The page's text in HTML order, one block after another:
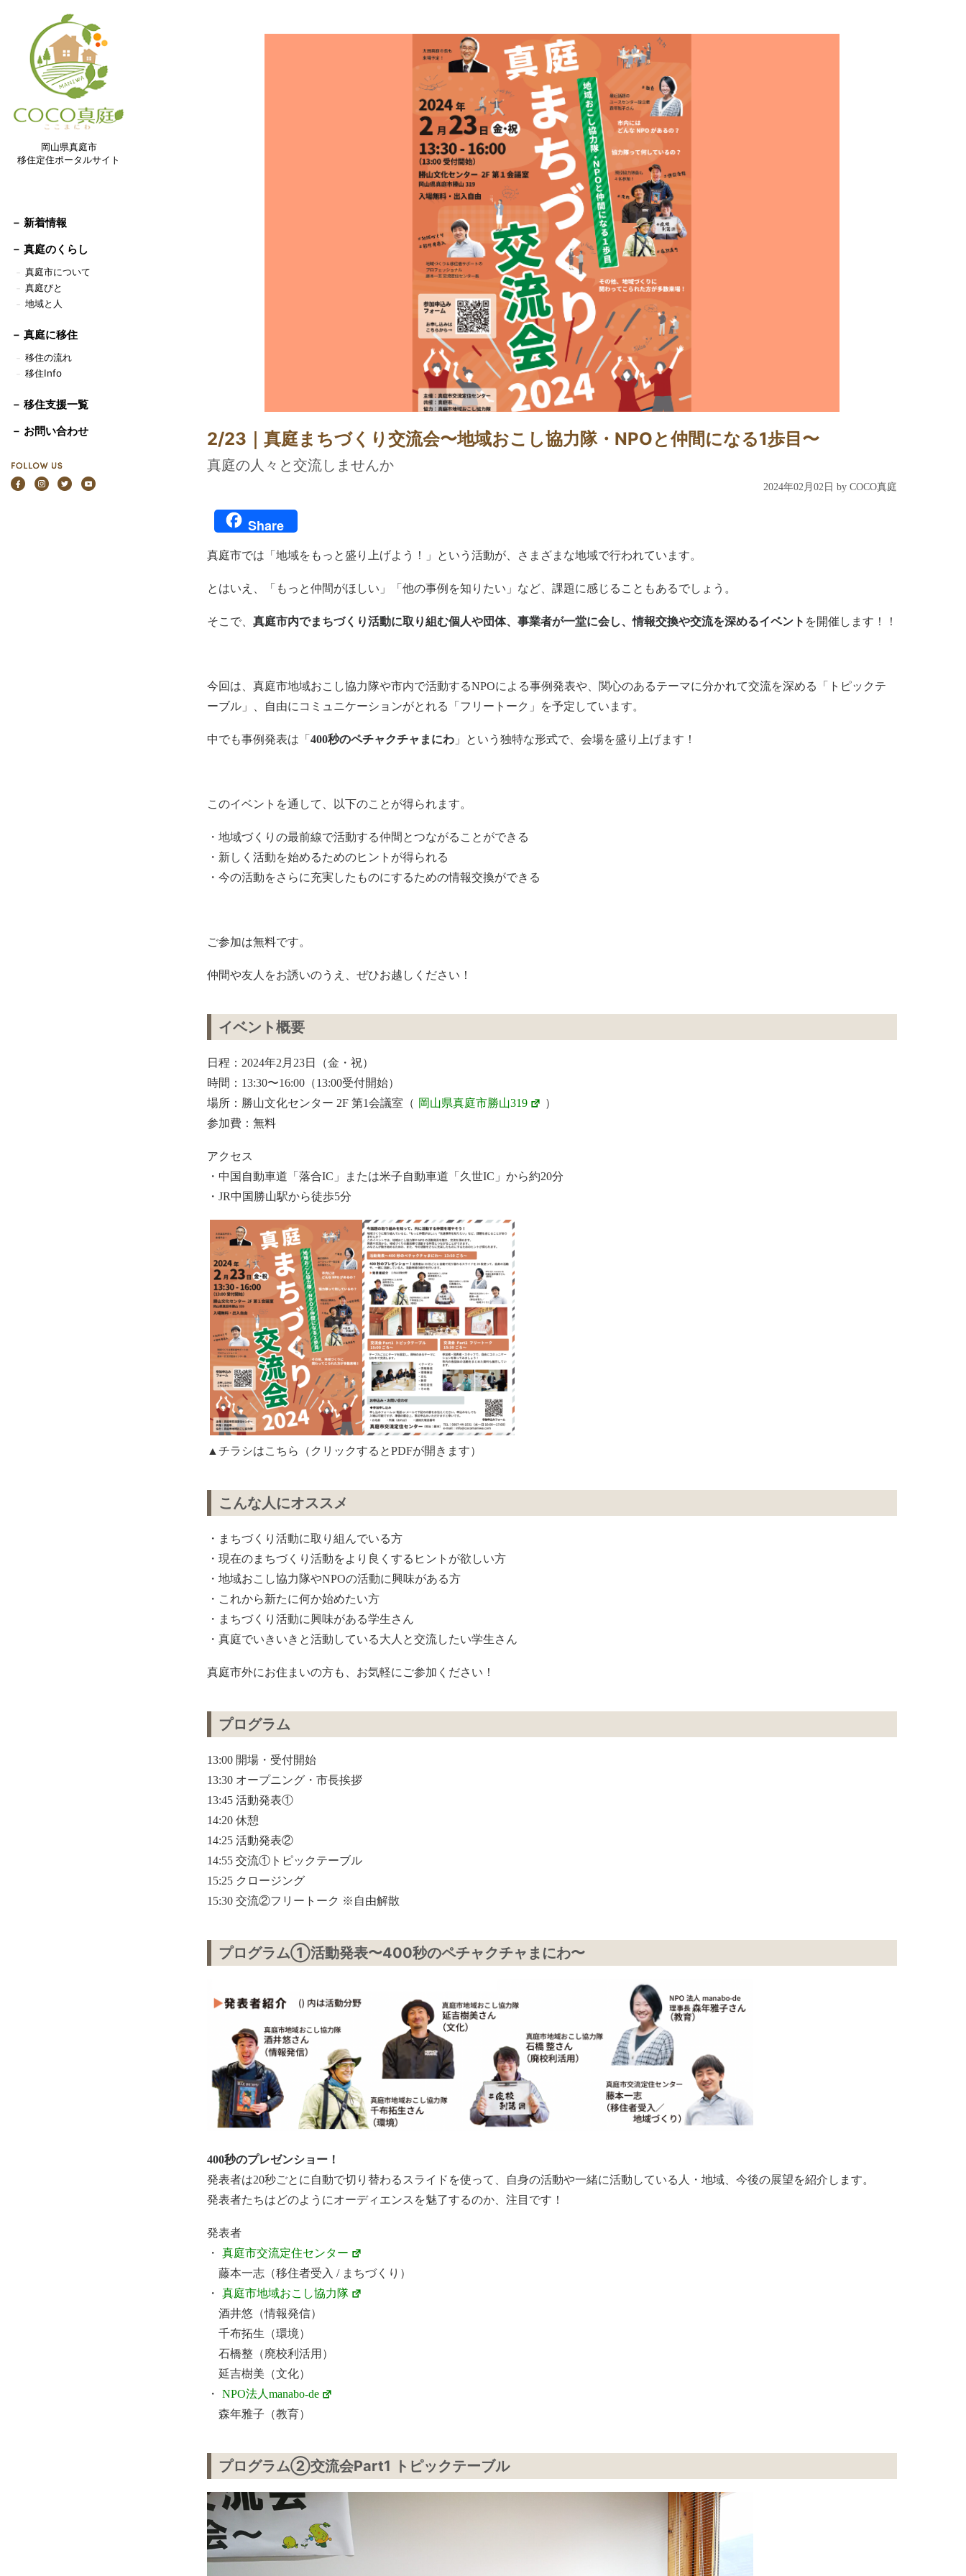
岡山県真庭市
移住定住ポータルサイト
－ 新着情報
－ 真庭のくらし
－ 真庭市について
－ 真庭びと
－ 地域と人
－ 真庭に移住
－ 移住の流れ
－ 移住Info
－ 移住支援一覧
－ お問い合わせ 2/23｜真庭まちづくり交流会〜地域おこし協力隊・NPOと仲間になる1歩目〜
真庭の人々と交流しませんか
2024年02月02日 by COCO真庭
Share
真庭市では「地域をもっと盛り上げよう！」という活動が、さまざまな地域で行われています。
とはいえ、「もっと仲間がほしい」「他の事例を知りたい」など、課題に感じることもあるでしょう。
そこで、 真庭市内でまちづくり活動に取り組む個人や団体、事業者が一堂に会し、情報交換や交流を深めるイベント を開催します！！
今回は、真庭市地域おこし協力隊や市内で活動するNPOによる事例発表や、関心のあるテーマに分かれて交流を深める「トピックテ
ーブル」、自由にコミュニケーションがとれる「フリートーク」を予定しています。
中でも事例発表は「 400秒のペチャクチャまにわ」という独特な形式で、会場を盛り上げます！
このイベントを通して、以下のことが得られます。
・地域づくりの最前線で活動する仲間とつながることができる
・新しく活動を始めるためのヒントが得られる
・今の活動をさらに充実したものにするための情報交換ができる
ご参加は無料です。
仲間や友人をお誘いのうえ、ぜひお越しください！
イベント概要
日程：2024年2月23日（金・祝）
時間：13:30〜16:00（13:00受付開始）
場所：勝山文化センター 2F 第1会議室（ 岡山県真庭市勝山319
）
参加費：無料
アクセス
・中国自動車道「落合IC」または米子自動車道「久世IC」から約20分
・JR中国勝山駅から徒歩5分
▲チラシはこちら（クリックするとPDFが開きます）
こんな人にオススメ
・まちづくり活動に取り組んでいる方
・現在のまちづくり活動をより良くするヒントが欲しい方
・地域おこし協力隊やNPOの活動に興味がある方
・これから新たに何か始めたい方
・まちづくり活動に興味がある学生さん
・真庭でいきいきと活動している大人と交流したい学生さん
真庭市外にお住まいの方も、お気軽にご参加ください！
プログラム
13:00 開場・受付開始
13:30 オープニング・市長挨拶
13:45 活動発表①
14:20 休憩
14:25 活動発表②
14:55 交流①トピックテーブル
15:25 クロージング
15:30 交流②フリートーク ※自由解散
プログラム①活動発表〜400秒のペチャクチャまにわ〜
400秒のプレゼンショー！
発表者は20秒ごとに自動で切り替わるスライドを使って、自身の活動や一緒に活動している人・地域、今後の展望を紹介します。
発表者たちはどのようにオーディエンスを魅了するのか、注目です！
発表者
・
真庭市交流定住センター
藤本一志（移住者受入 / まちづくり）
・
真庭市地域おこし協力隊
酒井悠（情報発信）
千布拓生（環境）
石橋整（廃校利活用）
延吉樹美（文化）
・
NPO法人manabo-de
森年雅子（教育）
プログラム②交流会Part1 トピックテーブル